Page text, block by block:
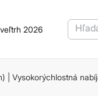
2026
| Vysokorýchlostná